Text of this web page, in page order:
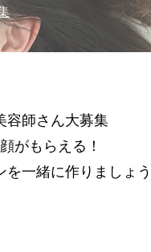
容師さん大募集
がもらえる！
を一緒に作りましょ